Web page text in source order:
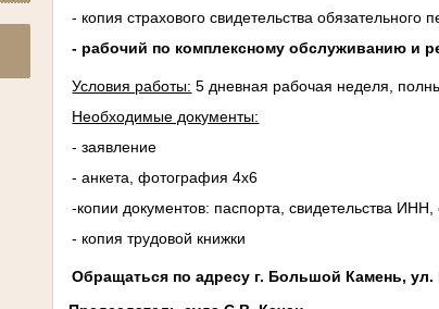
- копия страхового свидетельства обязательного
- рабочий по комплексному обслуживанию и
Условия работы: 5 дневная рабочая неделя,
Необходимые документы:
- заявление
- анкета, фотография 4х6
-копии документов: паспорта, свидетельства
- копия трудовой книжки
Обращаться по адресу г. Большой Камень, ул.